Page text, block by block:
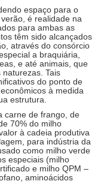
espaço para o
é realidade na
para ambas as
têm sido alcançados
através do consórcio
a braquiária,
e até animais, que
Tais
do ponto de
à medida
estrutura.
carne de frango, de
70% do milho
à cadeia produtiva
para indústria da
como milho verde
especiais (milho
e milho QPM –
aminoácidos